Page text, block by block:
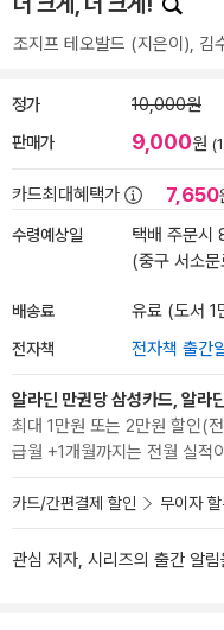
조지프 테오발드 (지은이), 김
정가 10,000원
판매가 9,000원
카드최대혜택가 7,650
수령예상일
택배 주문시
(중구 서소
배송료 유료 (도서 1
전자책 전자책 출간
알라딘 만권당 삼성카드, 알라
최대 1만원 또는 2만원 할인(
급월 +1개월까지는 전월 실적
카드/간편결제 할인 무이자
관심 저자, 시리즈의 출간 알